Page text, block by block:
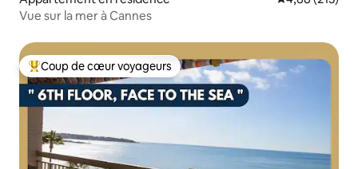
Vue sur la mer à Cannes
Coups de cœur voyageurs les plus appréciés
Coup de cœur voyageurs